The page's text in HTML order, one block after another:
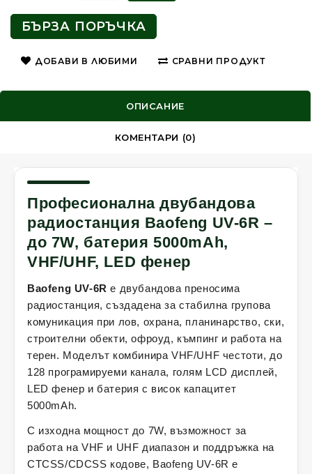
БЪРЗА ПОРЪЧКА
ДОБАВИ В ЛЮБИМИ СРАВНИ ПРОДУКТ
ОПИСАНИЕ
КОМЕНТАРИ (0)
Професионална двубандова
радиостанция Baofeng UV-6R –
до 7W, батерия 5000mAh,
VHF/UHF, LED фенер
Baofeng UV-6R е двубандова преносима
радиостанция, създадена за стабилна групова
комуникация при лов, охрана, планинарство, ски,
строителни обекти, офроуд, къмпинг и работа на
терен. Моделът комбинира VHF/UHF честоти, до
128 програмируеми канала, голям LCD дисплей,
LED фенер и батерия с висок капацитет
5000mAh.
С изходна мощност до 7W, възможност за
работа на VHF и UHF диапазон и поддръжка на
CTCSS/CDCSS кодове, Baofeng UV-6R е